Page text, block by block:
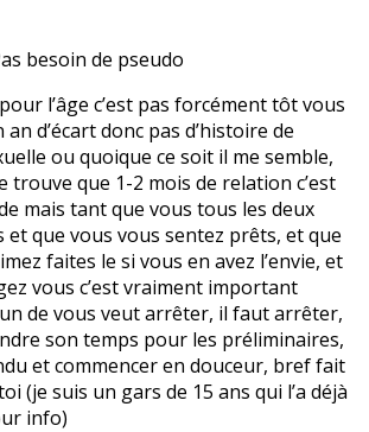
besoin de pseudo
l’âge c’est pas forcément tôt vous
an d’écart donc pas d’histoire de
ou quoique ce soit il me semble,
trouve que 1-2 mois de relation c’est
mais tant que vous tous les deux
et que vous vous sentez prêts, et que
faites le si vous en avez l’envie, et
vous c’est vraiment important
de vous veut arrêter, il faut arrêter,
son temps pour les préliminaires,
et commencer en douceur, bref fait
(je suis un gars de 15 ans qui l’a déjà
info)